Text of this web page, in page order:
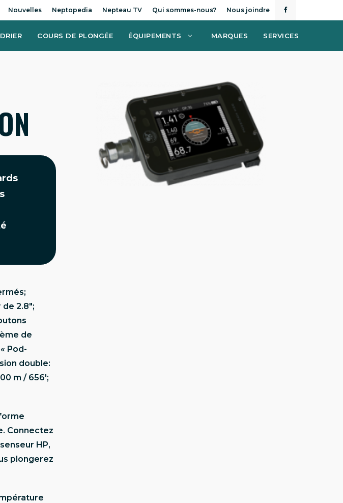
Nouvelles Neptopedia Nepteau TV Qui sommes-nous? Nous joindre
COURS DE PLONGÉE ÉQUIPEMENTS MARQUES SERVICES
2.8″;
de
Pod-
double:
m / 656′;
Connectez
HP,
plongerez